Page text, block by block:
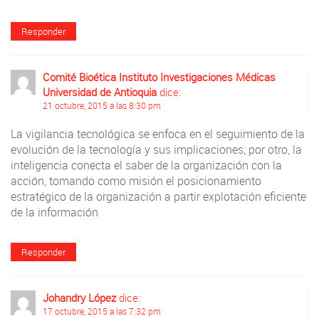
Responder
Comité Bioética Instituto Investigaciones Médicas
Universidad de Antioquia dice:
21 octubre, 2015 a las 8:30 pm
La vigilancia tecnológica se enfoca en el seguimiento de la
evolución de la tecnología y sus implicaciones; por otro, la
inteligencia conecta el saber de la organización con la
acción, tomando como misión el posicionamiento
estratégico de la organización a partir explotación eficiente
de la información
Responder
Johandry López dice:
17 octubre, 2015 a las 7:32 pm